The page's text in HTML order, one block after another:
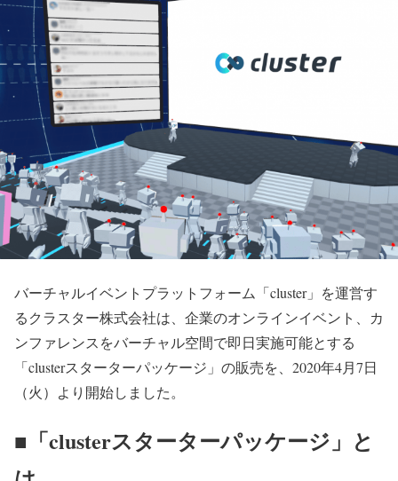
バーチャルイベントプラットフォーム「cluster」を運営す
るクラスター株式会社は、企業のオンラインイベント、カ
ンファレンスをバーチャル空間で即日実施可能とする
「clusterスターターパッケージ」の販売を、2020年4月7日
（火）より開始しました。
■「clusterスターターパッケージ」と